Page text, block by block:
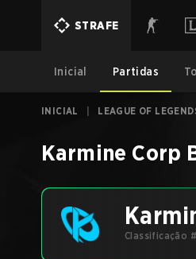
STRAFE
Inicial Partidas
INICIAL LEAGUE OF
Karmine Corp
Blue
Classificação